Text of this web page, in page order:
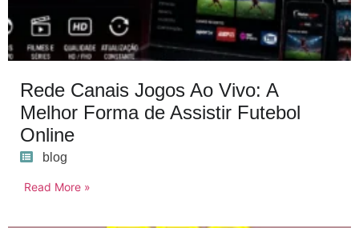
Rede Canais Jogos Ao Vivo: A
Melhor Forma de Assistir Futebol
Online
blog
Read More »